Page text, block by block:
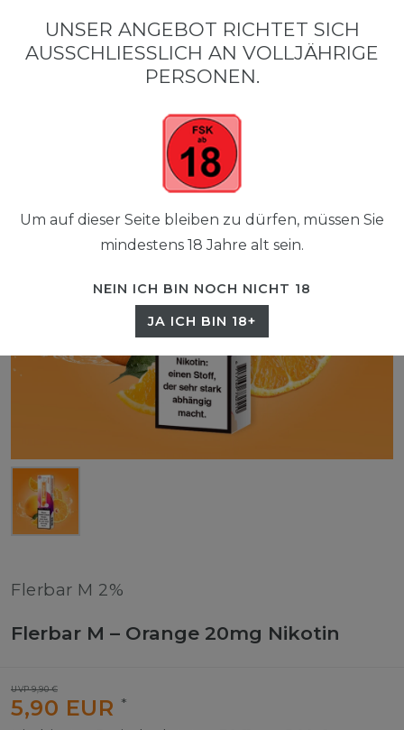
0
0,00 EUR
Flerbar M 2%
Flerbar M – Orange 20mg Nikotin
UVP 9,90 €
5,90 EUR *
UNSER ANGEBOT RICHTET SICH
AUSSCHLIESSLICH AN VOLLJÄHRIGE P
ERSONEN.
Um auf dieser Seite bleiben zu dürfen, müssen Sie
mindestens 18 Jahre alt sein.
NEIN ICH BIN NOCH NICHT 18
JA ICH BIN 18+